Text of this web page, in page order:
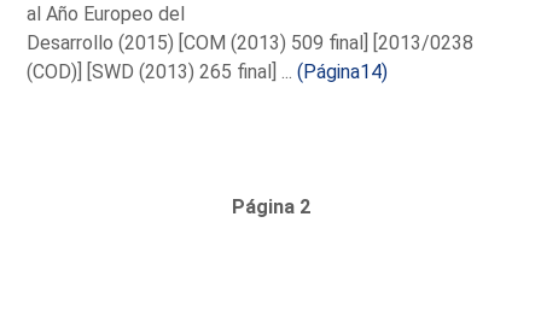
al Año Europeo del
Desarrollo (2015) [COM (2013) 509 final] [2013/0238
(COD)] [SWD (2013) 265 final] ...(Página14)
Página 2